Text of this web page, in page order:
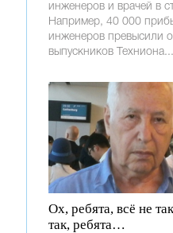
инженеров и врачей в
Например, 40 000
инженеров превысили
выпускников Техниона...
Ох, ребята, всё не
так, ребята…